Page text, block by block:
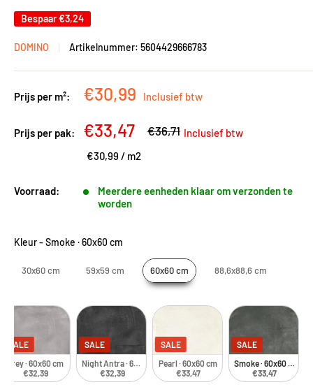
Bespaar€3,24
DOMINO Artikelnummer: 5604429666783
Prijs per m²: Kortingsprijs
€30,99 Inclusief btw
Prijs per pak: Kortingsprijs
€33,47 Adviesprijs
€36,71 Inclusief btw
€30,99 / m2
Voorraad:
Meerdere eenheden klaar om verzonden te
worden
Kleur- Smoke · 60x60 cm
30x60 cm 59x59 cm 60x60 cm 88,6x88,6 cm
SALE
Grey · 60x60 cm
€32,39
SALE
Night Antra · 60x60 cm
€32,39
SALE
Pearl · 60x60 cm
€33,47
SALE
Smoke · 60x60 cm
€33,47